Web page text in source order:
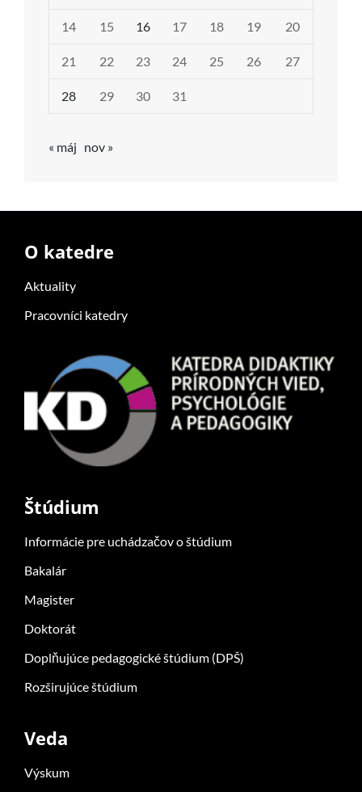
14 15 16 17 18 19 20
21 22 23 24 25 26 27
28 29 30 31
« máj nov »
O katedre
Aktuality
Pracovníci katedry
Štúdium
Informácie pre uchádzačov o štúdium
Bakalár
Magister
Doktorát
Doplňujúce pedagogické štúdium (DPŠ)
Rozširujúce štúdium
Veda
Výskum